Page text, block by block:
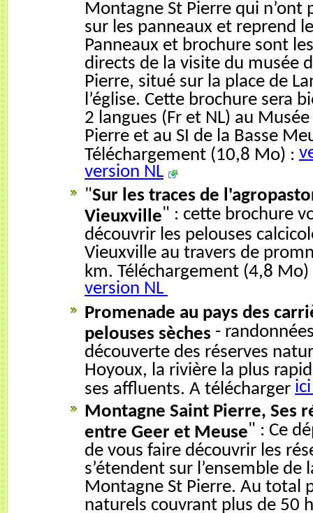
Montagne St Pierre qui n’ont
sur les panneaux et reprend
Panneaux et brochure sont
directs de la visite du musée
Pierre, situé sur la place de
l’église. Cette brochure sera
2 langues (Fr et NL) au
Pierre et au SI de la Basse
Téléchargement (10,8 Mo) :
version NL
"Sur les traces de
Vieuxville" : cette brochure
découvrir les pelouses
Vieuxville au travers de
km. Téléchargement (4,8
version NL
Promenade au pays des
pelouses sèches -
découverte des réserves
Hoyoux, la rivière la plus
ses affluents. A télécharger
Montagne Saint Pierre, Ses
entre Geer et Meuse" : Ce
de vous faire découvrir les
s’étendent sur l’ensemble de
Montagne St Pierre. Au total
naturels couvrant plus de 50